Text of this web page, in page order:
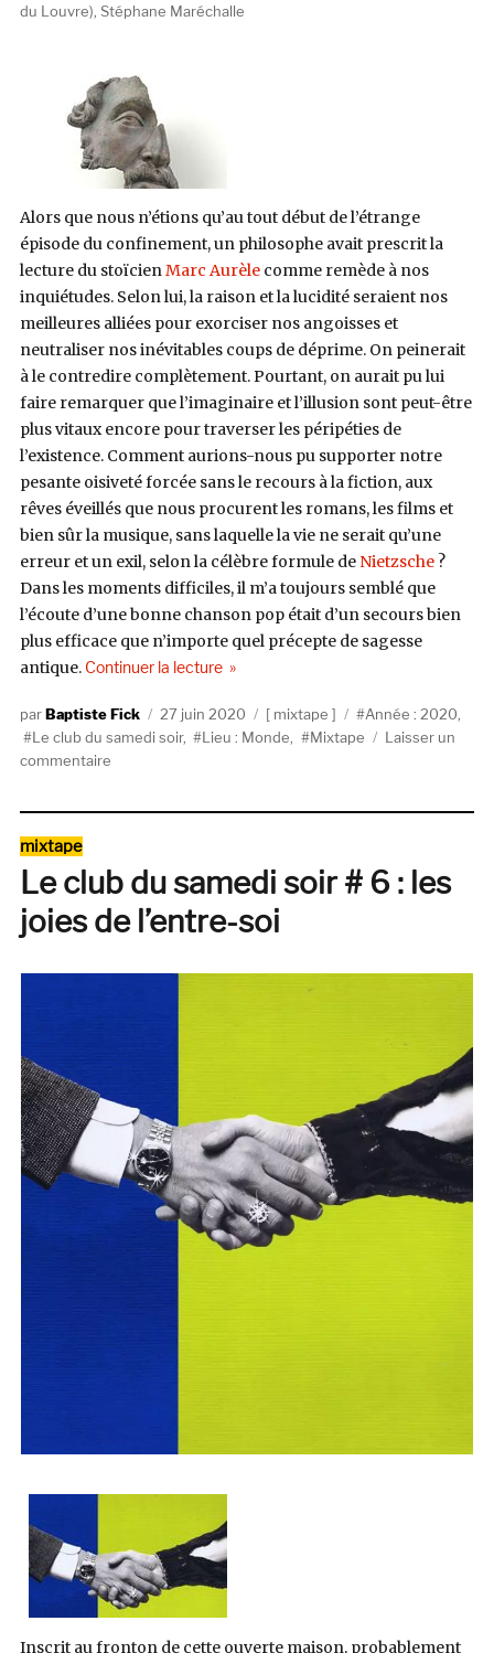
du Louvre), Stéphane Maréchalle
Alors que nous n’étions qu’au tout début de l’étrange
épisode du confinement, un philosophe avait prescrit la
lecture du stoïcienMarc Aurèlecomme remède à nos
inquiétudes. Selon lui, la raison et la lucidité seraient nos
meilleures alliées pour exorciser nos angoisses et
neutraliser nos inévitables coups de déprime. On peinerait
à le contredire complètement. Pourtant, on aurait pu lui
faire remarquer que l’imaginaire et l’illusion sont peut-être
plus vitaux encore pour traverser les péripéties de
l’existence. Comment aurions-nous pu supporter notre
pesante oisiveté forcée sans le recours à la fiction, aux
rêves éveillés que nous procurent les romans, les films et
bien sûr la musique, sans laquelle la vie ne serait qu’une
erreur et un exil, selon la célèbre formule de Nietzsche?
Dans les moments difficiles, il m’a toujours semblé que
l’écoute d’une bonne chanson pop était d’un secours bien
plus efficace que n’importe quel précepte de sagesse
antique. Continuer la lecturede « Le club du samedi soir # 7 :
AuteurBaptiste Fick
Publié
le
27 juin 2020 Catégories
mixtape Étiquettes
Année : 2020
Le club du samedi soir, Lieu : Monde Mixtape
Laisser un
commentairesur
soir
#
7
Catégories
mixtape
Le club du samedi soir # 6 : les
joies de l’entre-soi
Inscrit au fronton de cette ouverte maison, probablement